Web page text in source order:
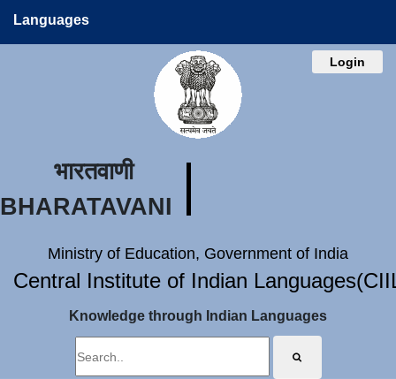
Languages
Login
भारतवाणी
BHARATAVANI
Ministry of Education, Government of India
Central Institute of Indian
Knowledge through Indian Languages